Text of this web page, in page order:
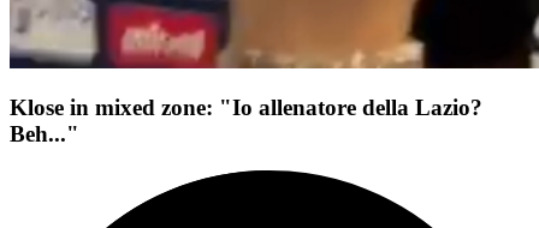
Klose in mixed zone: "Io allenatore della Lazio?
Beh..."